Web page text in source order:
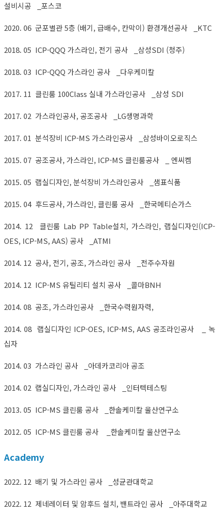
설비시공 _포스코
2020. 06 군포별관 5층 (배기, 급배수, 칸막이) 환경개선공사 _KTC
2018. 05 ICP-QQQ 가스라인, 전기 공사 _삼성SDI (청주)
2018. 03 ICP-QQQ 가스라인 공사 _다우케미칼
2017. 11 클린룸 100Class 실내 가스라인공사 _삼성 SDI
2017. 02 가스라인공사, 공조공사 _LG생명과학
2017. 01 분석장비 ICP-MS 가스라인공사 _삼성바이오로직스
2015. 07 공조공사, 가스라인, ICP-MS 클린룸공사 _ 엔씨켐
2015. 05 랩실디자인, 분석장비 가스라인공사 _샘표식품
2015. 04 후드공사, 가스라인, 클린룸 공사 _한국메티슨가스
2014. 12 클린룸 Lab PP Table설치, 가스라인, 랩실디자인(ICP-
OES, ICP-MS, AAS) 공사 _ATMI
2014. 12 공사, 전기, 공조, 가스라인 공사 _전주수자원
2014. 12 ICP-MS 유틸리티 설치 공사 _콜마BNH
2014. 08 공조, 가스라인공사 _한국수력원자력,
2014. 08 랩실디자인 ICP-OES, ICP-MS, AAS 공조라인공사 _ 녹
십자
2014. 03 가스라인 공사 _아데카코리아 공조
2014. 02 랩실디자인, 가스라인 공사 _인터텍테스팅
2013. 05 ICP-MS 클린룸 공사 _한솔케미칼 울산연구소
2012. 05 ICP-MS 클린룸 공사 _한솔케미칼 울산연구소
Academy
2022. 12 배기 및 가스라인 공사 _성균관대학교
2022. 12 제네레이터 및 암후드 설치, 밴트라인 공사 _아주대학교